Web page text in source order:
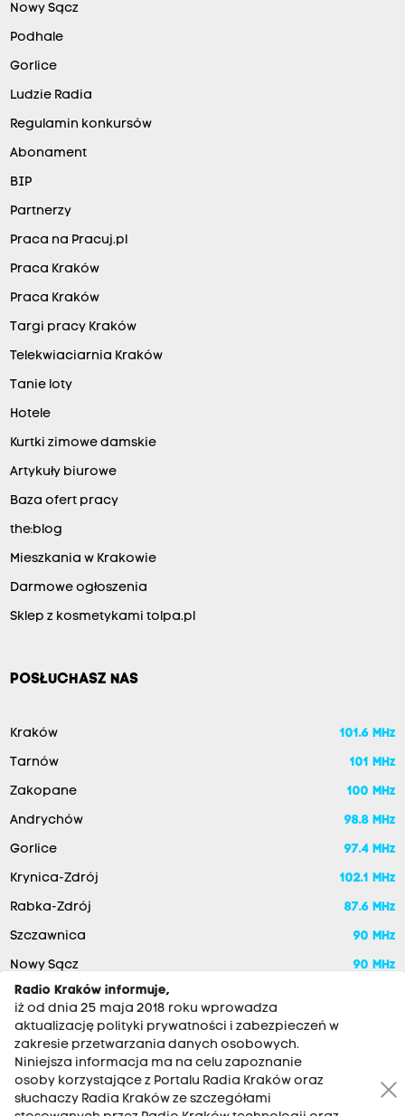
Nowy Sącz
Podhale
Gorlice
Ludzie Radia
Regulamin konkursów
Abonament
BIP
Partnerzy
Praca na Pracuj.pl
Praca Kraków
Praca Kraków
Targi pracy Kraków
Telekwiaciarnia Kraków
Tanie loty
Hotele
Kurtki zimowe damskie
Artykuły biurowe
Baza ofert pracy
the:blog
Mieszkania w Krakowie
Darmowe ogłoszenia
Sklep z kosmetykami tolpa.pl
POSŁUCHASZ NAS
Kraków 101.6 MHz
Tarnów 101 MHz
Zakopane 100 MHz
Andrychów 98.8 MHz
Gorlice 97.4 MHz
Krynica-Zdrój 102.1 MHz
Rabka-Zdrój 87.6 MHz
Szczawnica 90 MHz
Nowy Sącz
90 MHz
Radio Kraków informuje,
iż od dnia 25 maja 2018 roku wprowadza
aktualizację polityki prywatności i zabezpieczeń w
zakresie przetwarzania danych osobowych.
Niniejsza informacja ma na celu zapoznanie
osoby korzystające z Portalu Radia Kraków oraz
słuchaczy Radia Kraków ze szczegółami